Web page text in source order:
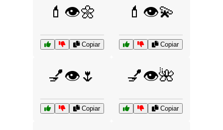
💄👁️🌼
Copiar
💄👁️💫
Copiar
💅👁️🌷
Copiar
💅👁️🌺
Copiar